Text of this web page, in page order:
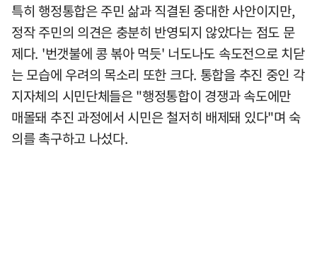
특히 행정통합은 주민 삶과 직결된 중대한 사안이지만,
정작 주민의 의견은 충분히 반영되지 않았다는 점도 문
제다. '번갯불에 콩 볶아 먹듯' 너도나도 속도전으로 치닫
는 모습에 우려의 목소리 또한 크다. 통합을 추진 중인 각
지자체의 시민단체들은 "행정통합이 경쟁과 속도에만
매몰돼 추진 과정에서 시민은 철저히 배제돼 있다"며 숙
의를 촉구하고 나섰다.